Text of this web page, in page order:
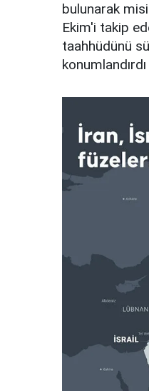
bulunarak
Ekim'i takip
taahhüdünü